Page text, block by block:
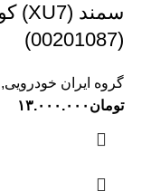
(00201087)
گروه ایران خودرویی,
تومان ۱۳.۰۰۰.۰۰۰